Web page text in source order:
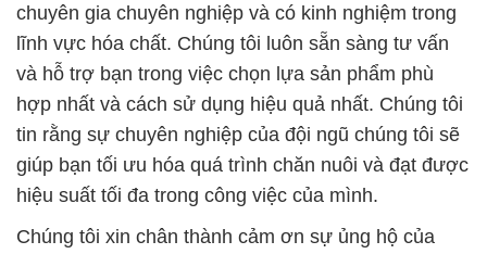
chuyên gia chuyên nghiệp và có kinh nghiệm trong
lĩnh vực hóa chất. Chúng tôi luôn sẵn sàng tư vấn
và hỗ trợ bạn trong việc chọn lựa sản phẩm phù
hợp nhất và cách sử dụng hiệu quả nhất. Chúng tôi
tin rằng sự chuyên nghiệp của đội ngũ chúng tôi sẽ
giúp bạn tối ưu hóa quá trình chăn nuôi và đạt được
hiệu suất tối đa trong công việc của mình.
Chúng tôi xin chân thành cảm ơn sự ủng hộ của